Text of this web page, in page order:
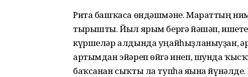
Рита башҡаса өндәшмәне. Мараттың
тырышты. Йыл ярым бергә йәшәп,
күршеләр алдында уңайһыҙланыуҙан,
артымдан эйәреп өйгә инеп, шунда
баҡсанан сыҡты ла тупһа яғына